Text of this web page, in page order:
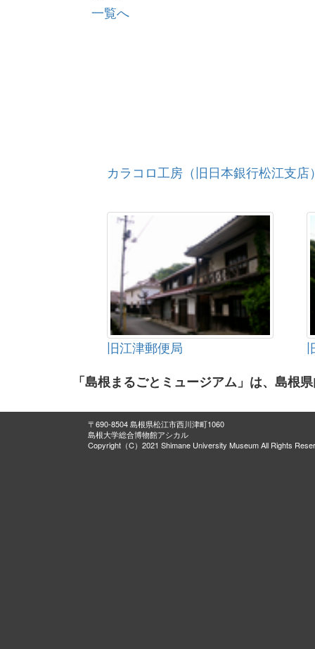
一覧へ
カラコロ工房（旧日本銀行松江支店
旧江津郵便局
「島根まるごとミュージアム」は、島根
〒690-8504 島根県松江市西川津町1060
島根大学総合博物館アシカル
Copyright（C）2021 Shimane University Museum All Rights